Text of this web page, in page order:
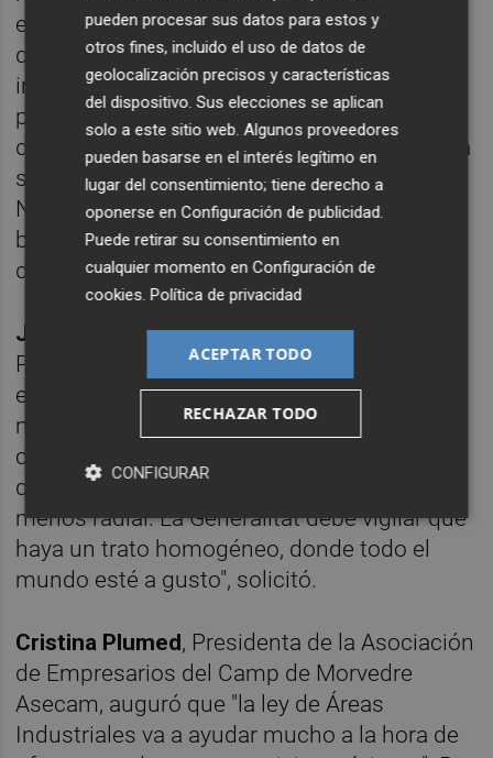
están desarrollando mapas, pero los
queremos completos y con toda la
información, que sea lo más público posible
para el mercado, que en ellos se plasme
donde está el suelo de cada tipo, donde falta
suelo, qué características tiene cada uno...
Necesitamos un canal de comunicación
bueno para transmitir lo que tenemos",
demandó.
Joaquín Ballester, Gerente de Asivalco
Polígono Industrial Fuente del Jarro, afirmó
en el mismo sentido que "la perspectiva
metropolitana es imprescindible". "Detecto
cierto apadrinamiento de València, y yo creo
que hay que hacer un enfoque un poco
menos radial. La Generalitat debe vigilar que
haya un trato homogéneo, donde todo el
mundo esté a gusto", solicitó.
Cristina Plumed, Presidenta de la Asociación
de Empresarios del Camp de Morvedre
Asecam, auguró que "la ley de Áreas
Industriales va a ayudar mucho a la hora de
pueden procesar sus datos para estos y
otros fines, incluido el uso de datos de
geolocalización precisos y características
del dispositivo. Sus elecciones se aplican
solo a este sitio web. Algunos proveedores
pueden basarse en el interés legítimo en
lugar del consentimiento; tiene derecho a
oponerse enConfiguración de publicidad.
Puede retirar su consentimiento en
cualquier momento enConfiguración de
cookies.Política de privacidad
ACEPTAR TODO
RECHAZAR TODO
CONFIGURAR